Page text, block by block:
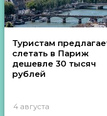
Туристам
слетать в Париж
дешевле 30 тысяч
рублей
4 августа